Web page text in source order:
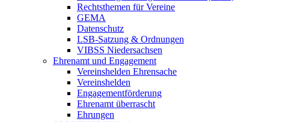
Rechtsthemen für Vereine
GEMA
Datenschutz
LSB-Satzung & Ordnungen
VIBSS Niedersachsen
Ehrenamt und Engagement
Vereinshelden Ehrensache
Vereinshelden
Engagementförderung
Ehrenamt überrascht
Ehrungen